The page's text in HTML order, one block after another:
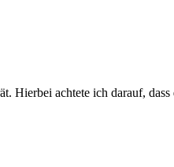
Hierbei achtete ich darauf, dass